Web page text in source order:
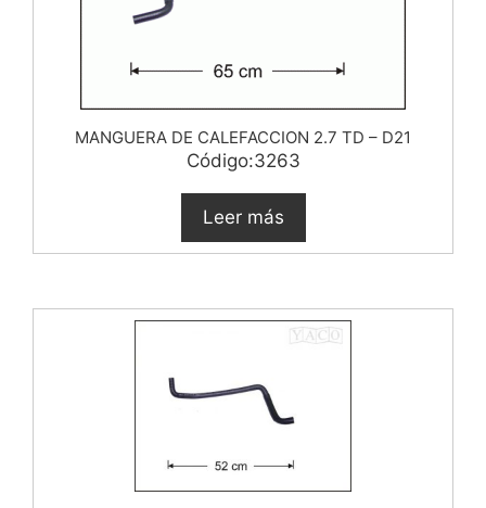
MANGUERA DE CALEFACCION 2.7 TD – D21
Código:3263
Leer más